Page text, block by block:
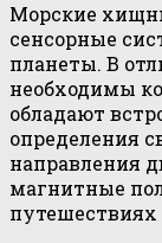
Морские
сенсорные
планеты. В
необходимы
обладают
определения
направления
магнитные